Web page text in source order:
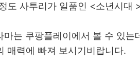
도 사투리가 일품인 <소년시대
는 쿠팡플레이에서 볼 수 있는
매력에 빠져 보시기비랍니다.